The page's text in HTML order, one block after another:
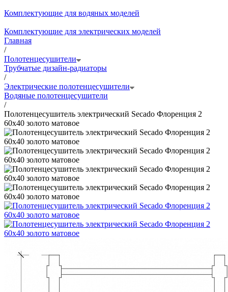
Комплектующие для водяных моделей
Комплектующие для электрических моделей
Главная
/
Полотенцесушители
Трубчатые дизайн-радиаторы
/
Электрические полотенцесушители
Водяные полотенцесушители
/
Полотенцесушитель электрический Secado Флоренция 2
60x40 золото матовое